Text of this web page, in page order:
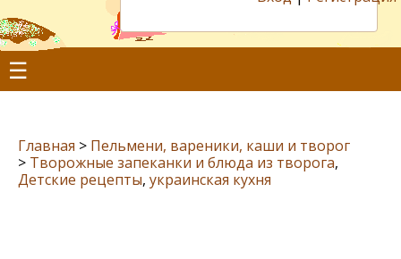
☰
Главная > Пельмени, вареники, каши и творог
> Творожные запеканки и блюда из творога,
Детские рецепты, украинская кухня